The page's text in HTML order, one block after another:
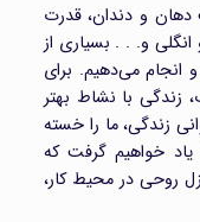
و دندان، قدرت
انگلی و. . . بسیاری از
انجام می‌دهیم. برای
زندگی با نشاط بهتر
زندگی، ما را خسته
خواهیم گرفت که
روحی در محیط کار،